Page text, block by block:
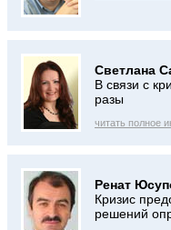
Светлана
В связи с
разы
читать полное
Ренат
Кризис
решений